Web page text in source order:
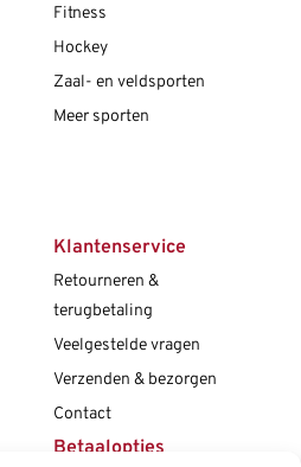
Fitness
Hockey
Zaal- en veldsporten
Meer sporten
Klantenservice
Retourneren &
terugbetaling
Veelgestelde vragen
Verzenden & bezorgen
Contact
Betaalopties